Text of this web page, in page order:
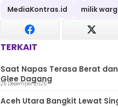
MediaKontras.id
milik
TERKAIT
Saat Napas Terasa Berat
Glee Dagang
26 Desember 2025
Aceh Utara Bangkit Lewat